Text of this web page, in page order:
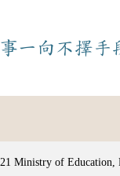
一向 不擇手
Ministry of Education,